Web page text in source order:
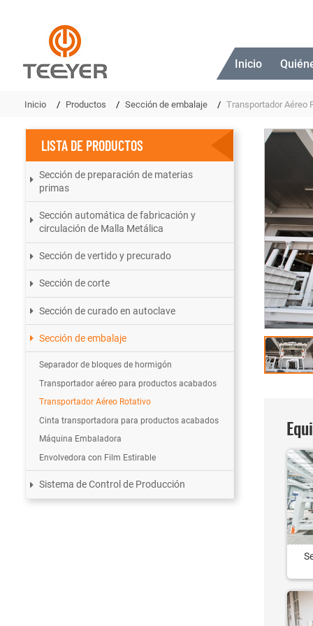
Inicio
Inicio Productos Sección de embalaje Transportador Aéreo
LISTA DE PRODUCTOS
Sección de preparación de materias
primas
Sección automática de fabricación y
circulación de Malla Metálica
Sección de vertido y precurado
Sección de corte
Sección de curado en autoclave
Sección de embalaje
Separador de bloques de hormigón
Transportador aéreo para productos acabados
Transportador Aéreo Rotativo
Cinta transportadora para productos acabados
Máquina Embaladora
Envolvedora con Film Estirable
Sistema de Control de Producción